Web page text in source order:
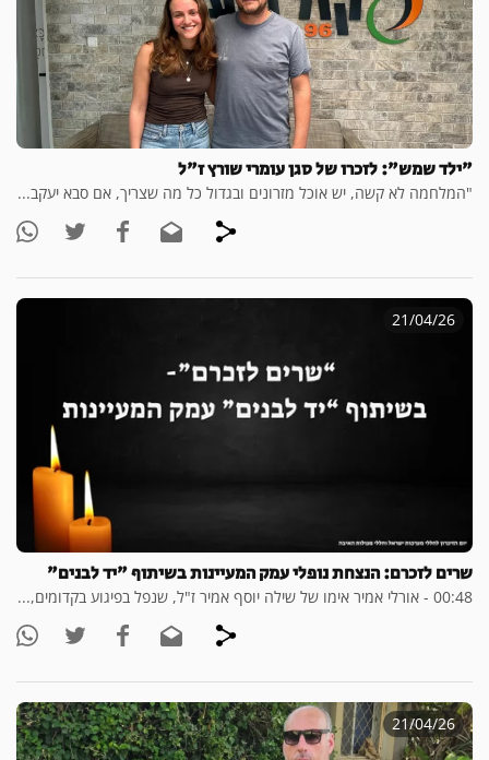
"ילד שמש": לזכרו של סגן עומרי שורץ ז"ל
"המלחמה לא קשה, יש אוכל מזרונים ובגדול כל מה שצריך, אם סבא יעקב...
21/04/26
שרים לזכרם: הנצחת נופלי עמק המעיינות בשיתוף "יד לבנים"
00:48 - אורלי אמיר אימו של שילה יוסף אמיר ז"ל, שנפל בפיגוע בקדומים,...
21/04/26